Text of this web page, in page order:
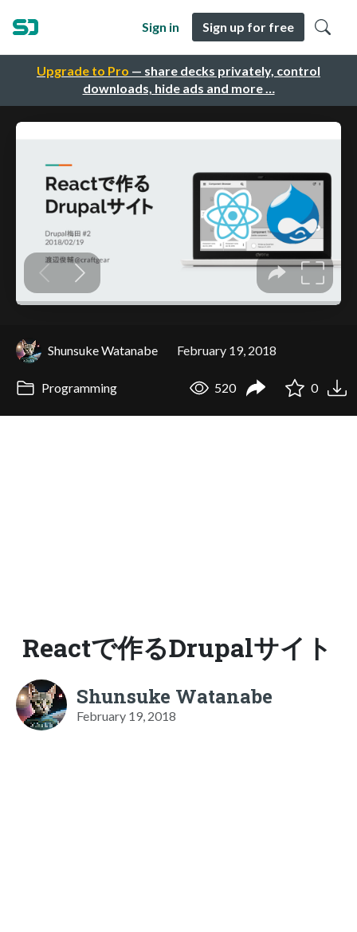
Upgrade to Pro — share decks privately, control
downloads, hide ads and more …
Sign in Sign up for free
Shunsuke Watanabe February 19, 2018
Programming 520 0
Reactで作るDrupalサイト
Shunsuke Watanabe
February 19, 2018